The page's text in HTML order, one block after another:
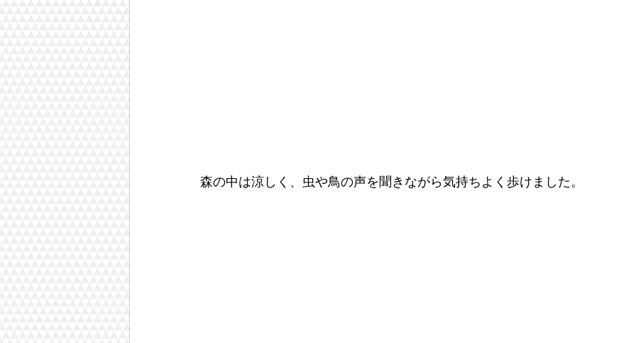
森の中は涼しく、虫や鳥の声を聞きながら気持ちよく歩けました。